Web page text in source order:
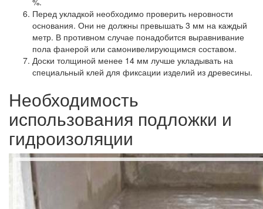
Перед укладкой необходимо проверить неровности
основания. Они не должны превышать 3 мм на каждый
метр. В противном случае понадобится выравнивание
пола фанерой или самонивелирующимся составом.
Доски толщиной менее 14 мм лучше укладывать на
специальный клей для фиксации изделий из древесины.
Необходимость
использования подложки и
гидроизоляции